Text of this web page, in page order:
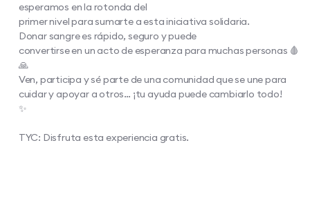
esperamos en la rotonda del
primer nivel para sumarte a esta iniciativa solidaria.
Donar sangre es rápido, seguro y puede
convertirse en un acto de esperanza para muchas personas 🩸
🙏​
Ven, participa y sé parte de una comunidad que se une para
cuidar y apoyar a otros… ¡tu ayuda puede cambiarlo todo!
✨​
TYC: Disfruta esta experiencia gratis.